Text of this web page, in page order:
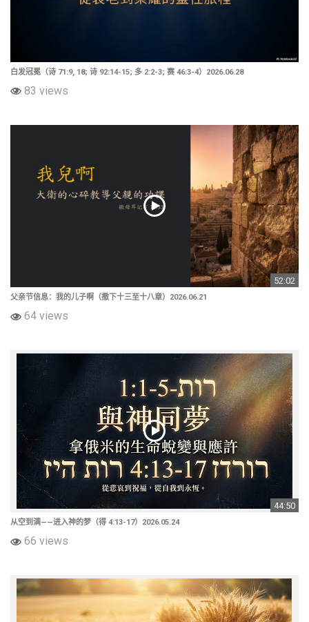
白发冠冕（诗 71:9, 18; 诗 92:14-15; 多 2:2-3; 赛 46:3-4）2026.06.28
83 views
52:02
父亲节信息：我的儿子啊（撒下十三至十八章）2026.06.21
64 views
44:50
从空到满——进入神的梦（得 4:13-17）2026.05.24
66 views